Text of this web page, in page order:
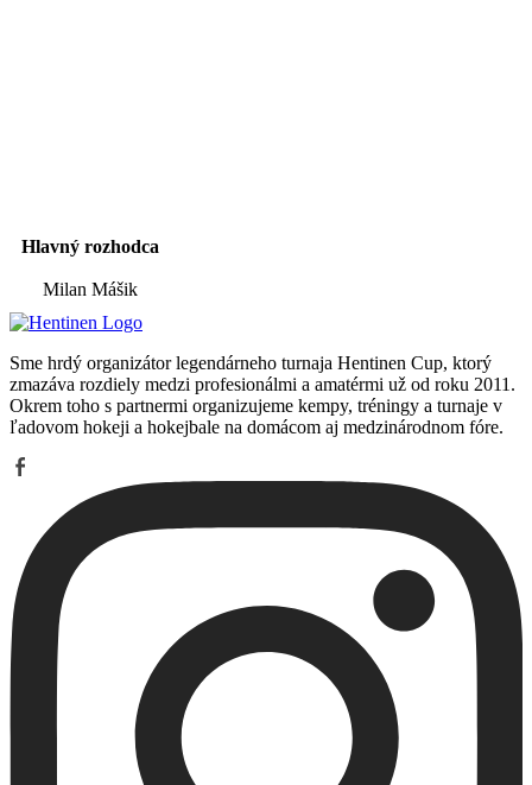
Hlavný rozhodca
Milan Mášik
Sme hrdý organizátor legendárneho turnaja Hentinen Cup, ktorý
zmazáva rozdiely medzi profesionálmi a amatérmi už od roku 2011.
Okrem toho s partnermi organizujeme kempy, tréningy a turnaje v
ľadovom hokeji a hokejbale na domácom aj medzinárodnom fóre.